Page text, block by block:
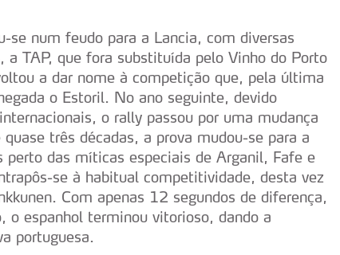
do site.
se num feudo para a Lancia, com diversas
TAP, que fora substituída pelo Vinho do Porto
a dar nome à competição que, pela última
o Estoril. No ano seguinte, devido
o rally passou por uma mudança
três décadas, a prova mudou-se para a
perto das míticas especiais de Arganil, Fafe e
se à habitual competitividade, desta vez
Com apenas 12 segundos de diferença,
o espanhol terminou vitorioso, dando a
portuguesa.